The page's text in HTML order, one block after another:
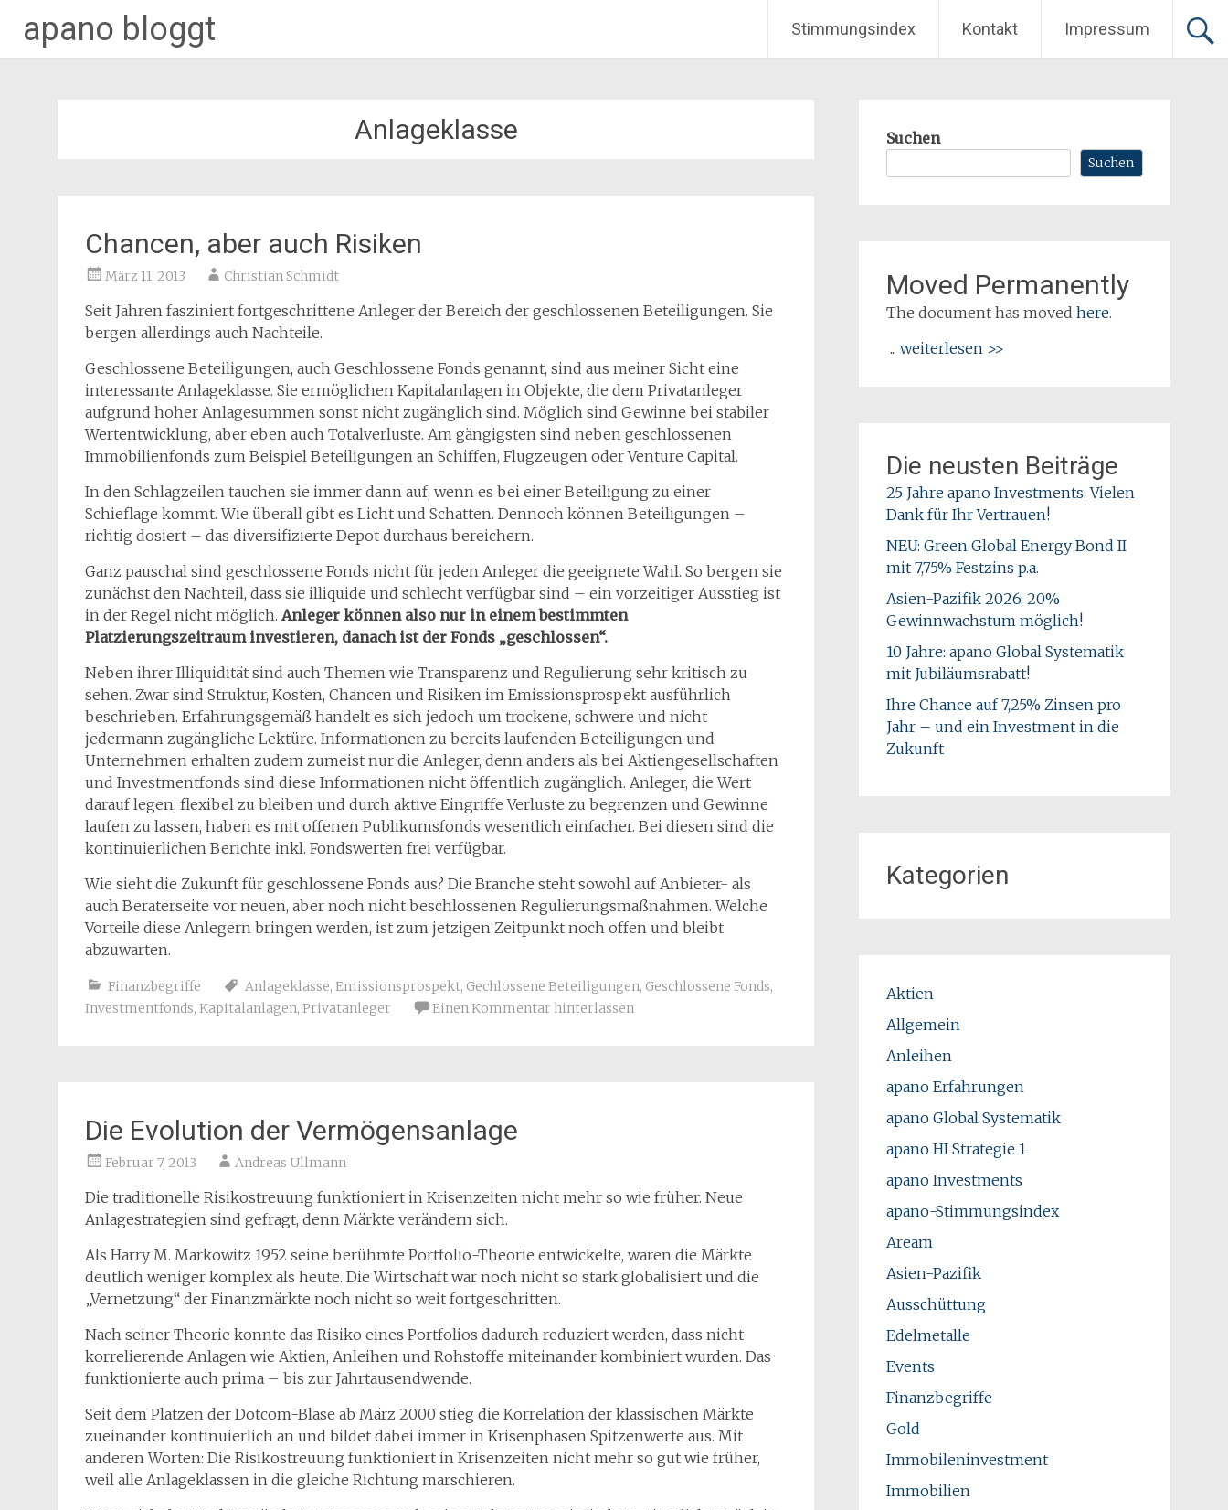
apano bloggt Stimmungsindex Kontakt Impressum
Anlageklasse
Chancen, aber auch Risiken
März 11, 2013 Christian Schmidt
Seit Jahren fasziniert fortgeschrittene Anleger der Bereich der geschlossenen Beteiligungen. Sie
bergen allerdings auch Nachteile.
Geschlossene Beteiligungen, auch Geschlossene Fonds genannt, sind aus meiner Sicht eine
interessante Anlageklasse. Sie ermöglichen Kapitalanlagen in Objekte, die dem Privatanleger
aufgrund hoher Anlagesummen sonst nicht zugänglich sind. Möglich sind Gewinne bei stabiler
Wertentwicklung, aber eben auch Totalverluste. Am gängigsten sind neben geschlossenen
Immobilienfonds zum Beispiel Beteiligungen an Schiffen, Flugzeugen oder Venture Capital.
In den Schlagzeilen tauchen sie immer dann auf, wenn es bei einer Beteiligung zu einer
Schieflage kommt. Wie überall gibt es Licht und Schatten. Dennoch können Beteiligungen –
richtig dosiert – das diversifizierte Depot durchaus bereichern.
Ganz pauschal sind geschlossene Fonds nicht für jeden Anleger die geeignete Wahl. So bergen sie
zunächst den Nachteil, dass sie illiquide und schlecht verfügbar sind – ein vorzeitiger Ausstieg ist
in der Regel nicht möglich. Anleger können also nur in einem bestimmten
Platzierungszeitraum investieren, danach ist der Fonds „geschlossen“.
Neben ihrer Illiquidität sind auch Themen wie Transparenz und Regulierung sehr kritisch zu
sehen. Zwar sind Struktur, Kosten, Chancen und Risiken im Emissionsprospekt ausführlich
beschrieben. Erfahrungsgemäß handelt es sich jedoch um trockene, schwere und nicht
jedermann zugängliche Lektüre. Informationen zu bereits laufenden Beteiligungen und
Unternehmen erhalten zudem zumeist nur die Anleger, denn anders als bei Aktiengesellschaften
und Investmentfonds sind diese Informationen nicht öffentlich zugänglich. Anleger, die Wert
darauf legen, flexibel zu bleiben und durch aktive Eingriffe Verluste zu begrenzen und Gewinne
laufen zu lassen, haben es mit offenen Publikumsfonds wesentlich einfacher. Bei diesen sind die
kontinuierlichen Berichte inkl. Fondswerten frei verfügbar.
Wie sieht die Zukunft für geschlossene Fonds aus? Die Branche steht sowohl auf Anbieter- als
auch Beraterseite vor neuen, aber noch nicht beschlossenen Regulierungsmaßnahmen. Welche
Vorteile diese Anlegern bringen werden, ist zum jetzigen Zeitpunkt noch offen und bleibt
abzuwarten.
Finanzbegriffe Anlageklasse, Emissionsprospekt, Gechlossene Beteiligungen, Geschlossene Fonds,
Investmentfonds, Kapitalanlagen, Privatanleger Einen Kommentar hinterlassen
Die Evolution der Vermögensanlage
Februar 7, 2013 Andreas Ullmann
Die traditionelle Risikostreuung funktioniert in Krisenzeiten nicht mehr so wie früher. Neue
Anlagestrategien sind gefragt, denn Märkte verändern sich.
Als Harry M. Markowitz 1952 seine berühmte Portfolio-Theorie entwickelte, waren die Märkte
deutlich weniger komplex als heute. Die Wirtschaft war noch nicht so stark globalisiert und die
„Vernetzung“ der Finanzmärkte noch nicht so weit fortgeschritten.
Nach seiner Theorie konnte das Risiko eines Portfolios dadurch reduziert werden, dass nicht
korrelierende Anlagen wie Aktien, Anleihen und Rohstoffe miteinander kombiniert wurden. Das
funktionierte auch prima – bis zur Jahrtausendwende.
Seit dem Platzen der Dotcom-Blase ab März 2000 stieg die Korrelation der klassischen Märkte
zueinander kontinuierlich an und bildet dabei immer in Krisenphasen Spitzenwerte aus. Mit
anderen Worten: Die Risikostreuung funktioniert in Krisenzeiten nicht mehr so gut wie früher,
weil alle Anlageklassen in die gleiche Richtung marschieren.
Suchen
Suchen
Moved Permanently
The document has moved here.
... weiterlesen >>
Die neusten Beiträge
25 Jahre apano Investments: Vielen
Dank für Ihr Vertrauen!
NEU: Green Global Energy Bond II
mit 7,75% Festzins p.a.
Asien-Pazifik 2026: 20%
Gewinnwachstum möglich!
10 Jahre: apano Global Systematik
mit Jubiläumsrabatt!
Ihre Chance auf 7,25% Zinsen pro
Jahr – und ein Investment in die
Zukunft
Kategorien
Aktien
Allgemein
Anleihen
apano Erfahrungen
apano Global Systematik
apano HI Strategie 1
apano Investments
apano-Stimmungsindex
Aream
Asien-Pazifik
Ausschüttung
Edelmetalle
Events
Finanzbegriffe
Gold
Immobileninvestment
Immobilien